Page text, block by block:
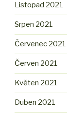
Listopad 2021
Srpen 2021
Červenec 2021
Červen 2021
Květen 2021
Duben 2021